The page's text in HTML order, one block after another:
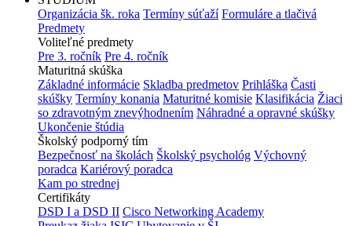
Organizácia šk. roka Termíny súťaží Formuláre a tlačivá
Predmety
Voliteľné predmety
Pre 3. ročník Pre 4. ročník
Maturitná skúška
Základné informácie Skladba predmetov Prihláška Časti
skúšky Termíny konania Maturitné komisie Klasifikácia Žiaci
so zdravotným znevýhodnením Náhradné a opravné skúšky
Ukončenie štúdia
Školský podporný tím
Bezpečnosť na školách Školský psychológ Výchovný
poradca Kariérový poradca
Kam po strednej
Certifikáty
DSD I a DSD II Cisco Networking Academy